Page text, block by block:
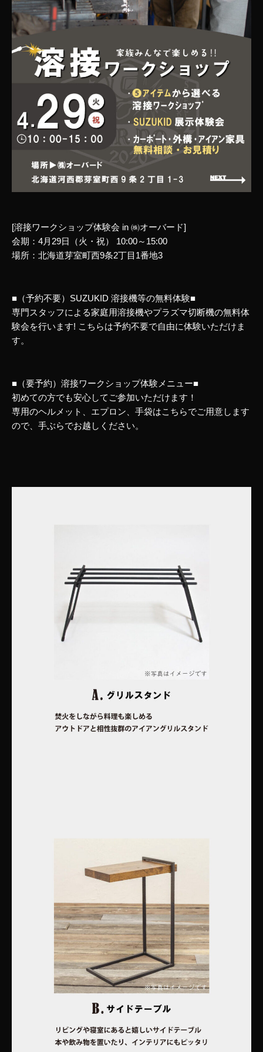
[溶接ワークショップ体験会 in ㈱オーバード]
会期：4月29日（火・祝） 10:00～15:00
場所：北海道芽室町西9条2丁目1番地3
■（予約不要）SUZUKID 溶接機等の無料体験■
専門スタッフによる家庭用溶接機やプラズマ切断機の無料体
験会を行います! こちらは予約不要で自由に体験いただけま
す。
■（要予約）溶接ワークショップ体験メニュー■
初めての方でも安心してご参加いただけます！
専用のヘルメット、エプロン、手袋はこちらでご用意します
ので、手ぶらでお越しください。